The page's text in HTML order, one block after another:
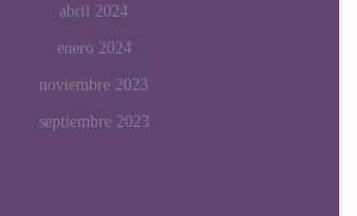
abril 2024
enero 2024
noviembre 2023
septiembre 2023